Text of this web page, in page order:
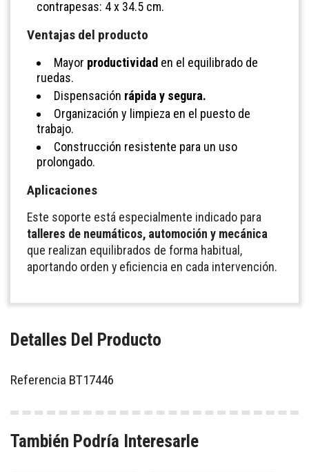
contrapesas: 4 x 34.5 cm.
Ventajas del producto
Mayor productividad en el equilibrado de
ruedas.
Dispensación rápida y segura.
Organización y limpieza en el puesto de
trabajo.
Construcción resistente para un uso
prolongado.
Aplicaciones
Este soporte está especialmente indicado para
talleres de neumáticos, automoción y mecánica
que realizan equilibrados de forma habitual,
aportando orden y eficiencia en cada intervención.
Detalles Del Producto
Referencia BT17446
También Podría Interesarle